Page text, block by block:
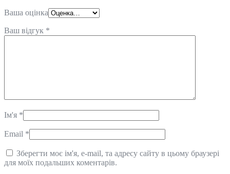
Ваша оцінка
Ваш відгук *
Ім'я *
Email *
Зберегти моє ім'я, e-mail, та адресу сайту в цьому браузері
для моїх подальших коментарів.